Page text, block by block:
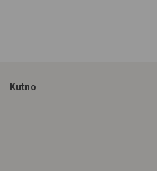
Kutno